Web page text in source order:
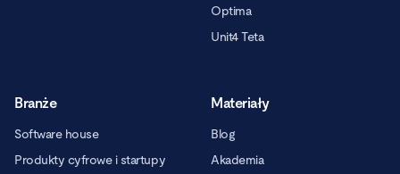
Optima
Unit4 Teta
Branże
Software house
Produkty cyfrowe i startupy
Materiały
Blog
Akademia